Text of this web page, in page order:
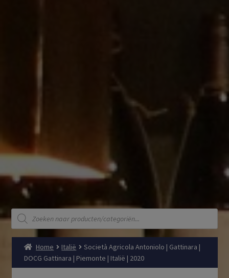
Producten
zoeken
Home Italië
Società Agricola Antoniolo | Gattinara |
DOCG Gattinara | Piemonte | Italië | 2020